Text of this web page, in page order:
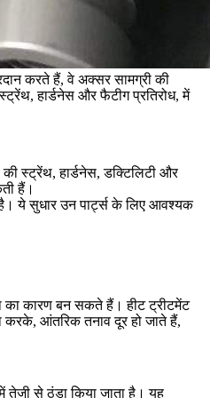
करते हैं, वे अक्सर सामग्री की
हार्डनेस और फैटीग प्रतिरोध, में
स्ट्रेंथ, हार्डनेस, डक्टिलिटी और
हैं।
है। ये सुधार उन पार्ट्स के लिए आवश्यक
का कारण बन सकते हैं।हीट ट्रीटमेंट
करके, आंतरिक तनाव दूर हो जाते हैं,
तेजी से ठंडा किया जाता है। यह